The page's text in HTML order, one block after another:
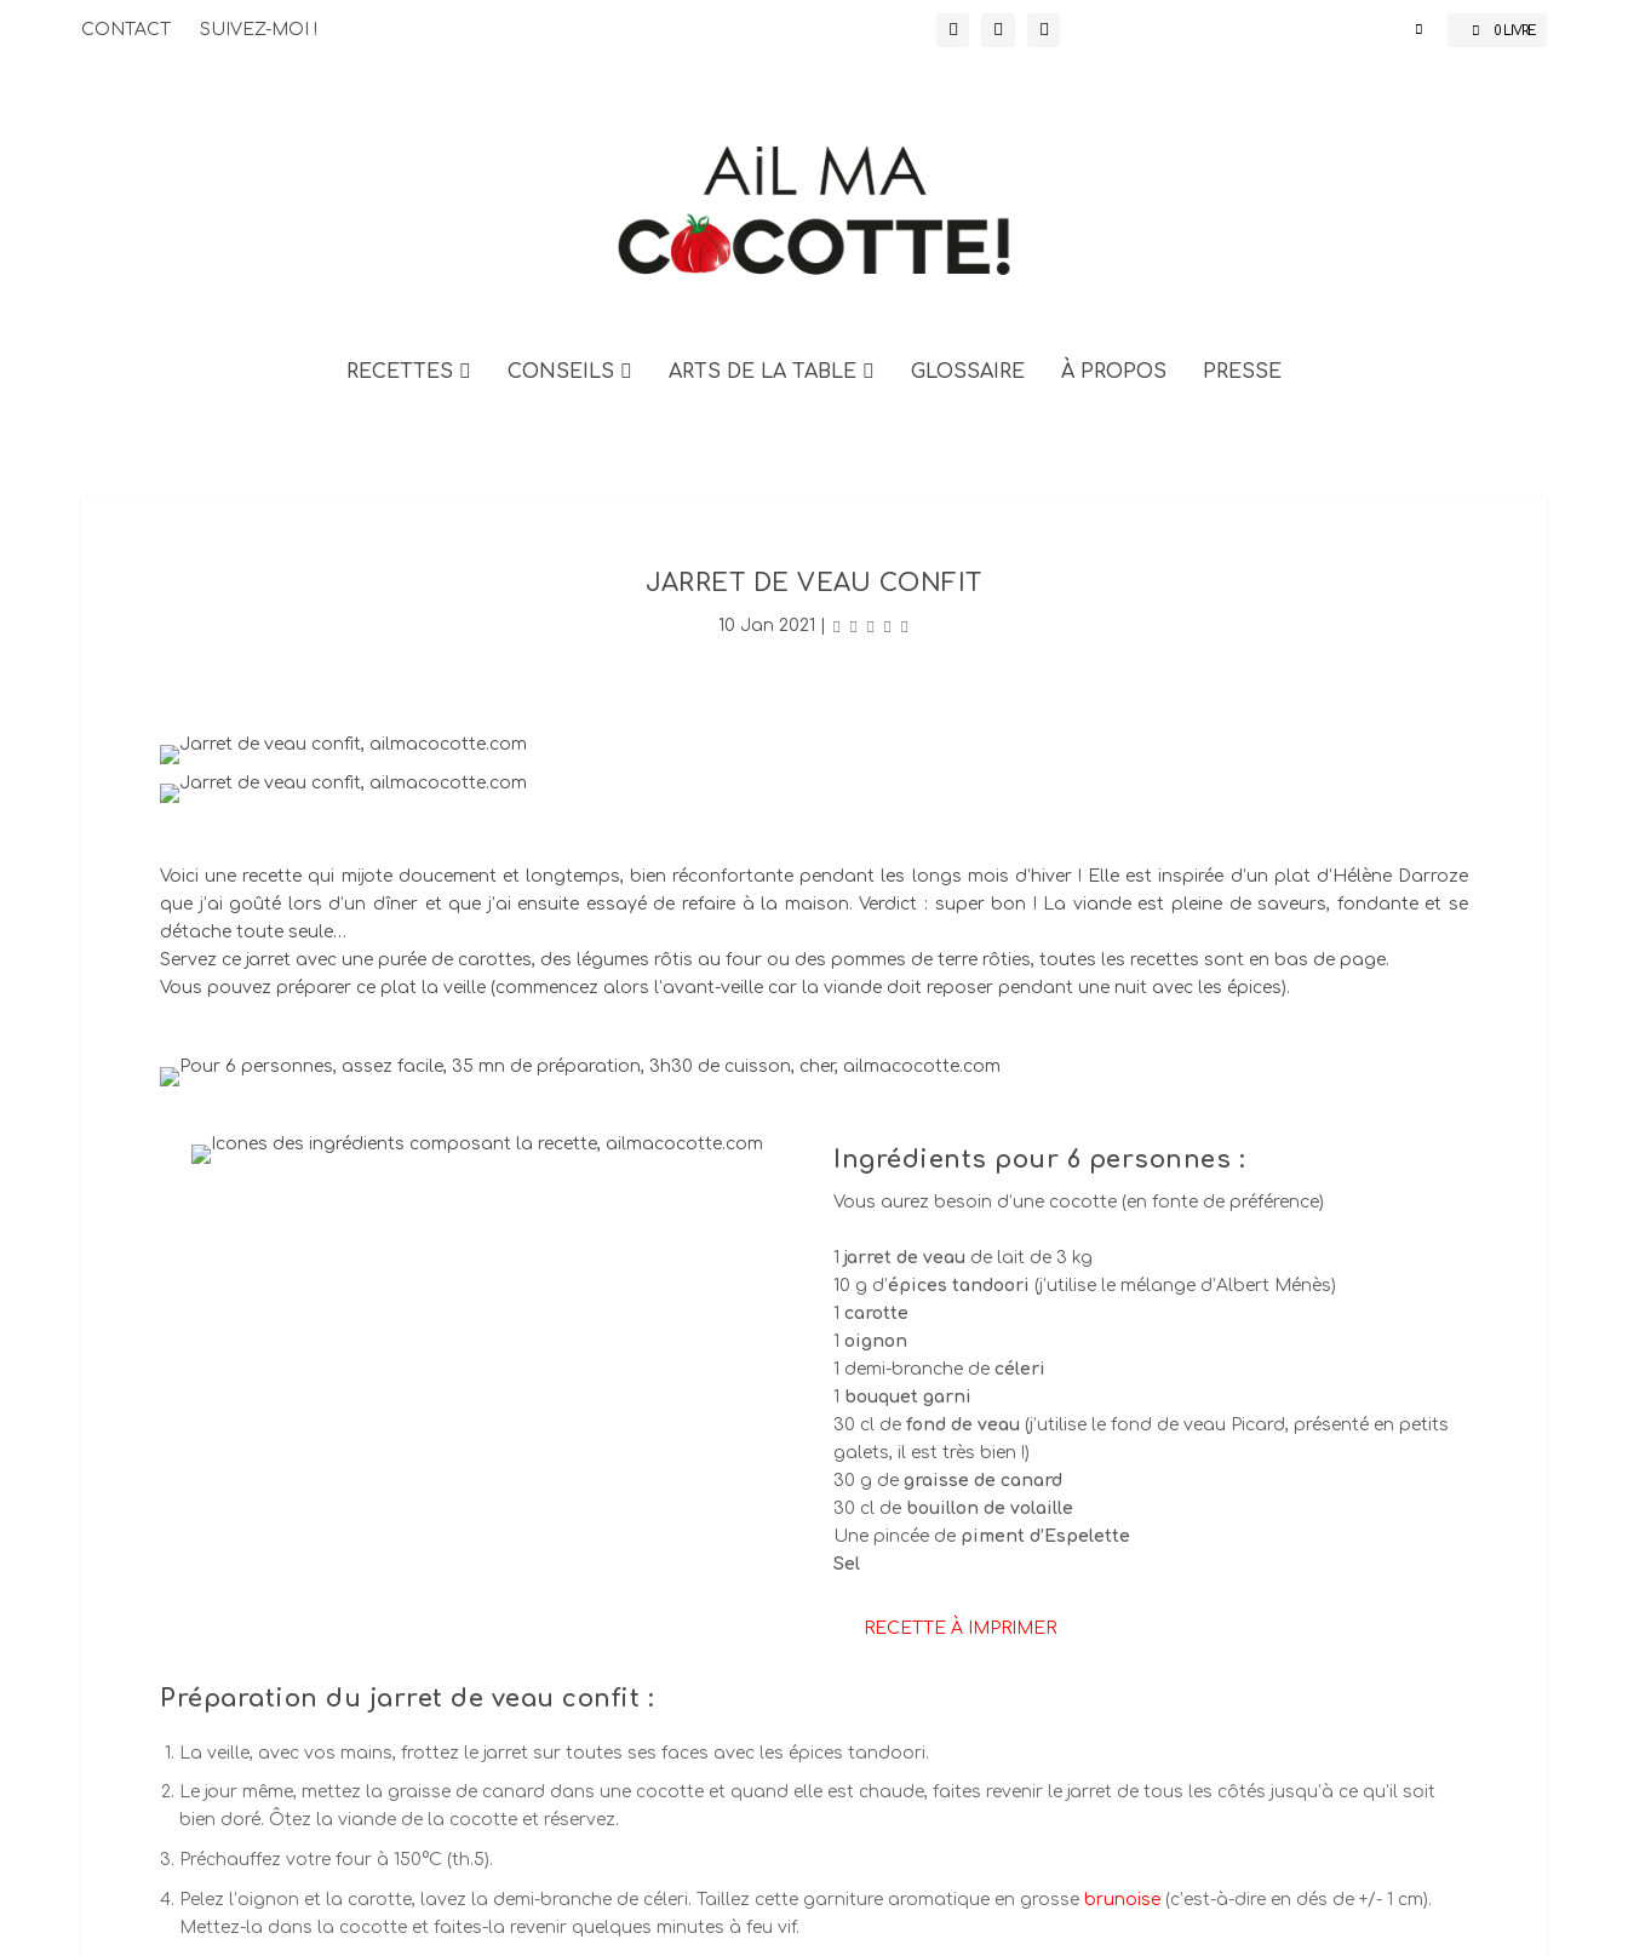
CONTACT SUIVEZ-MOI ! 0 LIVRE
RECETTES CONSEILS ARTS DE LA TABLE GLOSSAIRE À PROPOS PRESSE
JARRET DE VEAU CONFIT
10 Jan 2021
Voici une recette qui mijote doucement et longtemps, bien réconfortante pendant les longs mois d’hiver ! Elle est inspirée d’un plat d’Hélène Darroze
que j’ai goûté lors d’un dîner et que j’ai ensuite essayé de refaire à la maison. Verdict : super bon ! La viande est pleine de saveurs, fondante et se
détache toute seule…
Servez ce jarret avec une purée de carottes, des légumes rôtis au four ou des pommes de terre rôties, toutes les recettes sont en bas de page.
Vous pouvez préparer ce plat la veille (commencez alors l’avant-veille car la viande doit reposer pendant une nuit avec les épices).
Ingrédients pour 6 personnes :
Vous aurez besoin d’une cocotte (en fonte de préférence)
1jarret de veau de lait de 3 kg
10 g d’épices tandoori (j’utilise le mélange d’Albert Ménès)
1carotte
1oignon
1 demi-branche de céleri
1 bouquet garni
30 cl defond de veau (j’utilise le fond de veau Picard, présenté en petits
galets, il est très bien !)
30 g degraisse de canard
30 cl de bouillon de volaille
Une pincée de piment d’Espelette
Sel
RECETTE À IMPRIMER
Préparation du jarret de veau confit :
La veille, avec vos mains, frottez le jarret sur toutes ses faces avec les épices tandoori.
Le jour même, mettez la graisse de canard dans une cocotte et quand elle est chaude, faites revenir le jarret de tous les côtés jusqu’à ce qu’il soit
bien doré. Ôtez la viande de la cocotte et réservez.
Préchauffez votre four à 150°C (th.5).
Pelez l’oignon et la carotte, lavez la demi-branche de céleri. Taillez cette garniture aromatique en grosse brunoise (c’est-à-dire en dés de +/- 1 cm).
Mettez-la dans la cocotte et faites-la revenir quelques minutes à feu vif.